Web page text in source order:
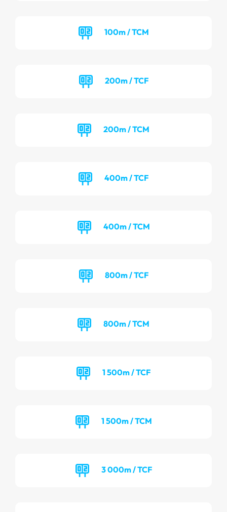
100m / TCM
200m / TCF
200m / TCM
400m / TCF
400m / TCM
800m / TCF
800m / TCM
1 500m / TCF
1 500m / TCM
3 000m / TCF